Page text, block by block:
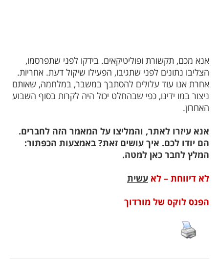
אנא מכם, תקשורת ופוליטיקאים. בידקו לפני שתפרסמו,
הצליבו נתונים לפני שתגיבו, הפעילו שיקול דעת. אחריות.
אחרת אנו עוד עלולים להסתבך במשבר, במלחמה, שאותם
ניצור במו ידינו, כפי שבהחלט יכול היה לקרות בסוף השבוע
האחרון.
אנא עיזרו לאתר, והמליצו על המאמר הזה לחברים.
הם יודו לכם. איך עושים זאת? באמצעות הכפתור:
המלץ לחבר כאן למטה.
לא דיווחת – לא עשית
הפנס לוקס של מורדוך